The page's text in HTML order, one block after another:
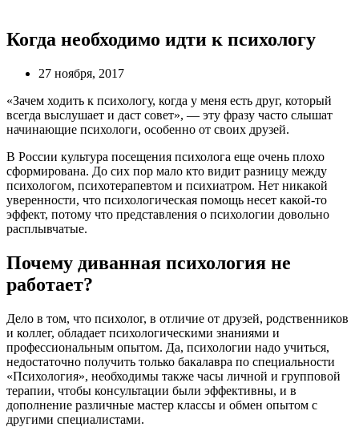
Когда необходимо идти к психологу
27 ноября, 2017
«Зачем ходить к психологу, когда у меня есть друг, который
всегда выслушает и даст совет», — эту фразу часто слышат
начинающие психологи, особенно от своих друзей.
В России культура посещения психолога еще очень плохо
сформирована. До сих пор мало кто видит разницу между
психологом, психотерапевтом и психиатром. Нет никакой
уверенности, что психологическая помощь несет какой-то
эффект, потому что представления о психологии довольно
расплывчатые.
Почему диванная психология не
работает?
Дело в том, что психолог, в отличие от друзей, родственников
и коллег, обладает психологическими знаниями и
профессиональным опытом. Да, психологии надо учиться,
недостаточно получить только бакалавра по специальности
«Психология», необходимы также часы личной и групповой
терапии, чтобы консультации были эффективны, и в
дополнение различные мастер классы и обмен опытом с
другими специалистами.